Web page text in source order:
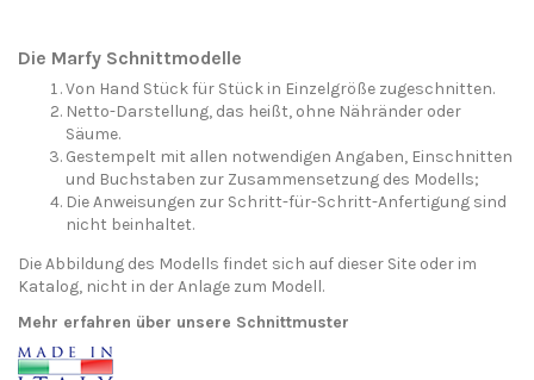
Die Marfy Schnittmodelle
Von Hand Stück für Stück in Einzelgröße zugeschnitten.
Netto-Darstellung, das heißt, ohne Nähränder oder
Säume.
Gestempelt mit allen notwendigen Angaben, Einschnitten
und Buchstaben zur Zusammensetzung des Modells;
Die Anweisungen zur Schritt-für-Schritt-Anfertigung sind
nicht beinhaltet.
Die Abbildung des Modells findet sich auf dieser Site oder im
Katalog, nicht in der Anlage zum Modell.
Mehr erfahren über unsere Schnittmuster